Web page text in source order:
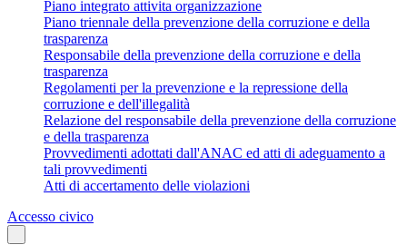
Piano integrato attivita organizzazione
Piano triennale della prevenzione della corruzione e della
trasparenza
Responsabile della prevenzione della corruzione e della
trasparenza
Regolamenti per la prevenzione e la repressione della
corruzione e dell'illegalità
Relazione del responsabile della prevenzione della corruzione
e della trasparenza
Provvedimenti adottati dall'ANAC ed atti di adeguamento a
tali provvedimenti
Atti di accertamento delle violazioni
Accesso civico